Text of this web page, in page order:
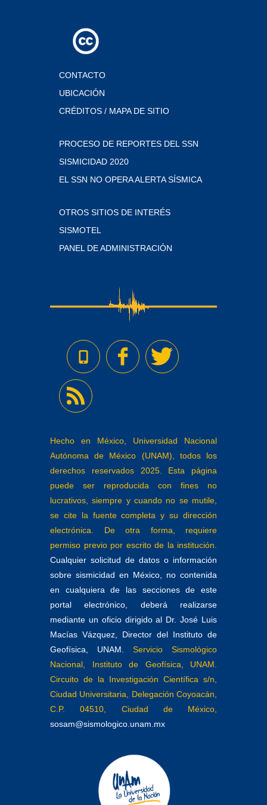
CONTACTO
UBICACIÓN
CRÉDITOS / MAPA DE SITIO
PROCESO DE REPORTES DEL SSN
SISMICIDAD 2020
EL SSN NO OPERA ALERTA SÍSMICA
OTROS SITIOS DE INTERÉS
SISMOTEL
PANEL DE ADMINISTRACIÓN
Hecho en México, Universidad Nacional
Autónoma de México (UNAM), todos los
derechos reservados 2025. Esta página
puede ser reproducida con fines no
lucrativos, siempre y cuando no se mutile,
se cite la fuente completa y su dirección
electrónica. De otra forma, requiere
permiso previo por escrito de la institución.
Cualquier solicitud de datos o información
sobre sismicidad en México, no contenida
en cualquiera de las secciones de este
portal electrónico, deberá realizarse
mediante un oficio dirigido al Dr. José Luis
Macías Vázquez, Director del Instituto de
Geofísica, UNAM.
Servicio Sismológico
Nacional, Instituto de Geofísica, UNAM.
Circuito de la Investigación Científica s/n,
Ciudad Universitaria, Delegación Coyoacán,
C.P. 04510, Ciudad de México,
sosam@sismologico.unam.mx